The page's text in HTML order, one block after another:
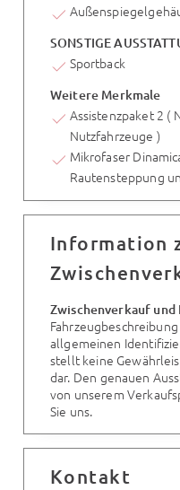
SONSTIGE
Sportback
Weitere Merkmale
Assistenzpaket 2 (
Nutzfahrzeuge )
Mikrofaser
Rautensteppung
Information
Zwischenverkauf
allgemeinen
stellt keine
dar. Den genauen
von unserem
Sie uns.
Kontakt